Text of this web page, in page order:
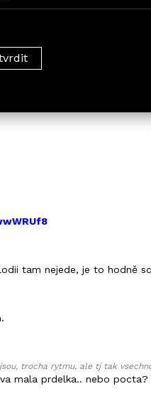
tam nejede, je to hodně
trocha rytmu, ale tj tak
mala prdelka.. nebo pocta?